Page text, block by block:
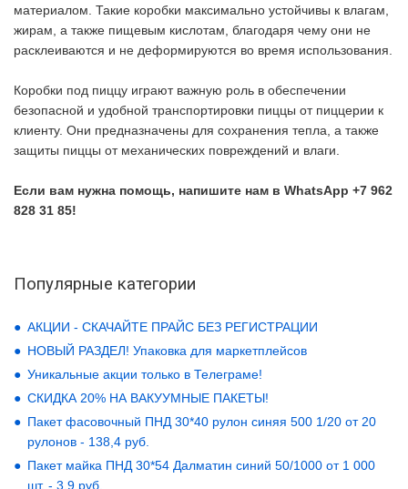
материалом. Такие коробки максимально устойчивы к влагам,
жирам, а также пищевым кислотам, благодаря чему они не
расклеиваются и не деформируются во время использования.
Коробки под пиццу играют важную роль в обеспечении
безопасной и удобной транспортировки пиццы от пиццерии к
клиенту. Они предназначены для сохранения тепла, а также
защиты пиццы от механических повреждений и влаги.
Если вам нужна помощь, напишите нам в WhatsApp +7 962
828 31 85!
Популярные категории
АКЦИИ - СКАЧАЙТЕ ПРАЙС БЕЗ РЕГИСТРАЦИИ
НОВЫЙ РАЗДЕЛ! Упаковка для маркетплейсов
Уникальные акции только в Телеграме!
СКИДКА 20% НА ВАКУУМНЫЕ ПАКЕТЫ!
Пакет фасовочный ПНД 30*40 рулон синяя 500 1/20 от 20
рулонов - 138,4 руб.
Пакет майка ПНД 30*54 Далматин синий 50/1000 от 1 000
шт. - 3,9 руб.